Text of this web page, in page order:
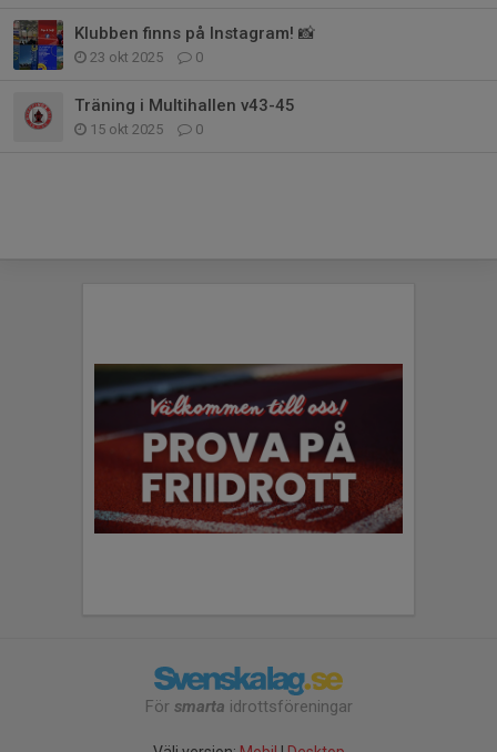
Klubben finns på Instagram! 📸
23 okt 2025 0
Träning i Multihallen v43-45
15 okt 2025 0
För smarta idrottsföreningar